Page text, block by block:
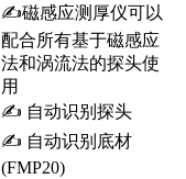
✍磁感应测厚仪可以
配合所有基于磁感应
法和涡流法的探头使
用
✍ 自动识别探头
✍ 自动识别底材
(FMP20)